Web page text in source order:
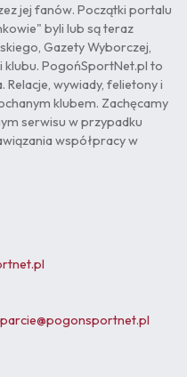
jej fanów. Początki portalu
byli lub są teraz
Gazety Wyborczej,
klubu. PogońSportNet.pl to
wywiady, felietony i
klubem. Zachęcamy
serwisu w przypadku
współpracy w